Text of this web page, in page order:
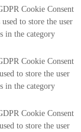
Cookie Consent
to store the user
in the category
Cookie Consent
to store the user
in the category
Cookie Consent
to store the user